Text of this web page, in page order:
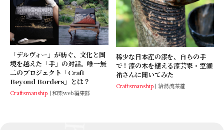
「デルヴォー」が紡ぐ、文化と国
境を越えた「手」の対話。唯一無
二のプロジェクト「Craft
Beyond Borders」とは？
Craftsmanship 和樂web編集部
稀少な日本産の漆を、自らの手
で！漆の木を植える漆芸家・室瀬
祐さんに聞いてみた
Craftsmanship 給湯流茶道